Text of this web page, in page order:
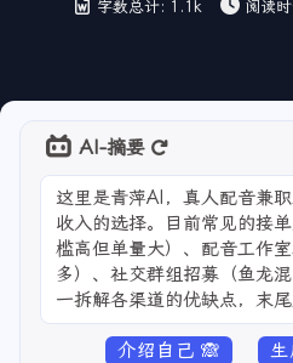
字数总计: 1.1k 阅读
AI-摘要
这里是青萍AI，真人配音兼
收入的选择。目前常见的接
槛高但单量大）、配音工作
多）、社交群组招募（鱼龙
一拆解各渠道的优缺点，末
介绍自己 🙈